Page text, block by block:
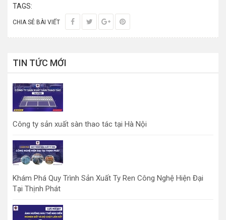
TAGS:
CHIA SẺ BÀI VIẾT
TIN TỨC MỚI
Công ty sản xuất sàn thao tác tại Hà Nội
Khám Phá Quy Trình Sản Xuất Ty Ren Công Nghệ Hiện Đại
Tại Thịnh Phát